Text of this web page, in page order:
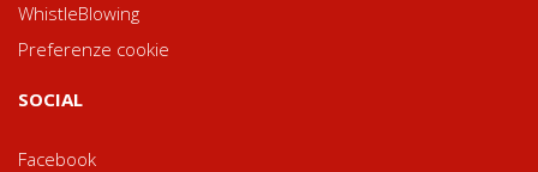
WhistleBlowing
Preferenze cookie
SOCIAL
Facebook